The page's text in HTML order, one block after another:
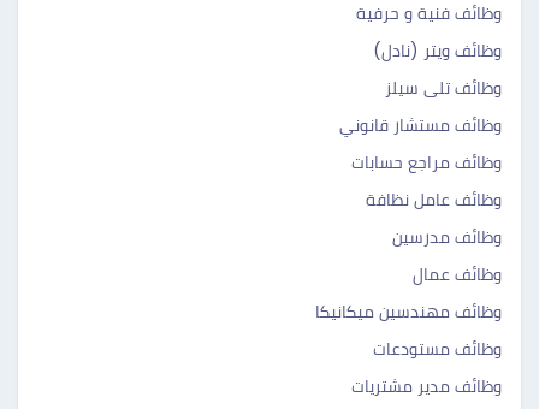
وظائف فنية و حرفية
وظائف ويتر (نادل)
وظائف تلى سيلز
وظائف مستشار قانوني
وظائف مراجع حسابات
وظائف عامل نظافة
وظائف مدرسين
وظائف عمال
وظائف مهندسين ميكانيكا
وظائف مستودعات
وظائف مدير مشتريات